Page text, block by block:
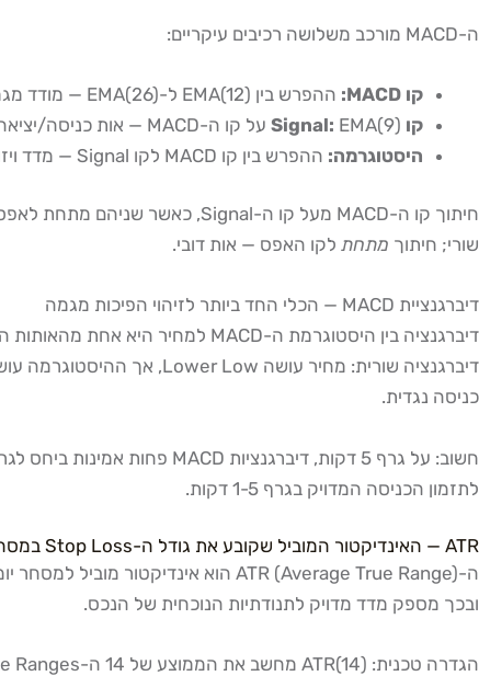
ה-MACD מורכב משלושה רכיבים עיקריים:
קו MACD:
ההפרש בין EMA(12) ל-EMA(26) — מודד מגמה
קו Signal: EMA(9) על קו ה-MACD — אות כניסה/יציאה
היסטוגרמה: ההפרש בין קו MACD לקו Signal — מדד ויזואלי של מומנטום
חיתוך קו ה-MACD מעל קו ה-Signal, כאשר שניהם מתחת לאפס — אות שורי חזק. חיתוך קו ה-MACD מתחת לקו ה-Signal, כאשר שניהם מעל אפס — אות דובי חזק. חיתוך
שורי; חיתוך מתחת לקו האפס — אות דובי.
דיברגנציית MACD — הכלי החד ביותר לזיהוי הפיכות מגמה
כניסה נגדית.
לתזמון הכניסה המדויק בגרף 1-5 דקות.
ATR — האינדיקטור המוביל שקובע את גודל ה-Stop Loss במסחר יומי
ובכך מספק מדד מדויק לתנודתיות הנוכחית של הנכס.